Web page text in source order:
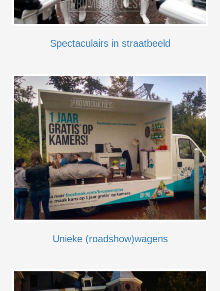
Spectaculairs in straatbeeld
Unieke (roadshow)wagens